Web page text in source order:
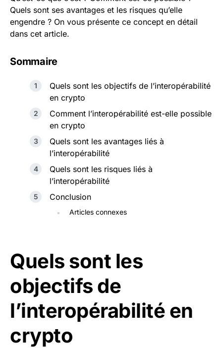
Quels sont ses avantages et les risques qu’elle
engendre ? On vous présente ce concept en détail
dans cet article.
Sommaire
Quels sont les objectifs de l’interopérabilité
en crypto
Comment l’interopérabilité est-elle possible
en crypto
Quels sont les avantages liés à
l’interopérabilité
Quels sont les risques liés à
l’interopérabilité
Conclusion
Articles connexes
Quels sont les
objectifs de
l’interopérabilité en
crypto